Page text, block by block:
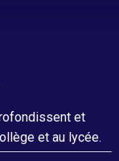
et
et au lycée.